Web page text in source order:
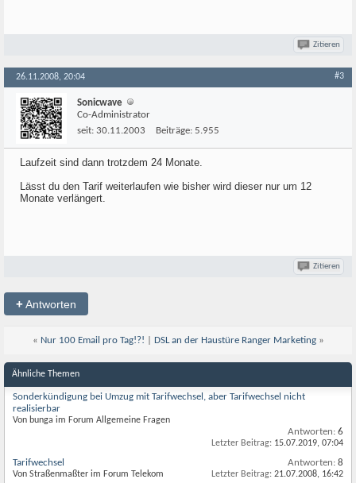
Zitieren
26.11.2008, 20:04 #3
Sonicwave
Co-Administrator
seit: 30.11.2003 Beiträge: 5.955
Laufzeit sind dann trotzdem 24 Monate.
Lässt du den Tarif weiterlaufen wie bisher wird dieser nur um 12
Monate verlängert.
Zitieren
+Antworten
« Nur 100 Email pro Tag!?! DSL an der Haustüre Ranger Marketing »
Ähnliche Themen
Sonderkündigung bei Umzug mit Tarifwechsel, aber Tarifwechsel nicht
realisierbar
Von bunga im Forum Allgemeine Fragen
Antworten: 6
Letzter Beitrag: 15.07.2019, 07:04
Tarifwechsel
Von Straßenmaßter im Forum Telekom
Antworten: 8
Letzter Beitrag: 21.07.2008, 16:42